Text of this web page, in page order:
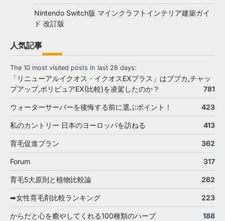
Nintendo Switch版 マインクラフトインテリア建築ガイ
ド 改訂版
人気記事
The 10 most visited posts in last 28 days:
「リニューアルイクオス・イクオスEXプラス」はブブカ,チャッ
プアップ,ポリピュアEX(比較)を凌駕したのか？
781
ウォーターサーバーを後悔する前に選ぶポイント！ 423
私のカントリー 日本のヨーロッパを訪ねる 413
育毛促進プラン 362
Forum 317
育毛5大原則と植物比較論 262
➡女性育毛剤比較ランキング 223
からだと心を癒やしてくれる100種類のハーブ 188